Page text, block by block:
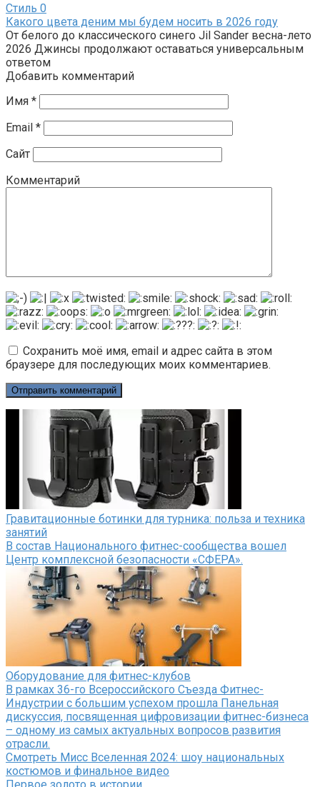
Стиль 0
Какого цвета деним мы будем носить в 2026 году
От белого до классического синего Jil Sander весна-лето
2026 Джинсы продолжают оставаться универсальным
ответом
Добавить комментарий
Имя *
Email *
Сайт
Комментарий
Сохранить моё имя, email и адрес сайта в этом
браузере для последующих моих комментариев.
Гравитационные ботинки для турника: польза и техника
занятий
В состав Национального фитнес-сообщества вошел
Центр комплексной безопасности «СФЕРА».
Оборудование для фитнес-клубов
В рамках 36-го Всероссийского Съезда Фитнес-
Индустрии с большим успехом прошла Панельная
дискуссия, посвященная цифровизации фитнес-бизнеса
– одному из самых актуальных вопросов развития
отрасли.
Смотреть Мисс Вселенная 2024: шоу национальных
костюмов и финальное видео
Первое золото в истории